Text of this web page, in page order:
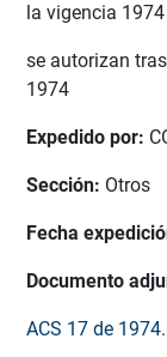
la vigencia 1974
se autorizan
1974
Expedido por:
Sección: Otros
Fecha
Documento
ACS 17 de